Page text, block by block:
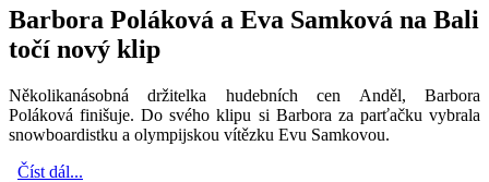
Barbora Poláková a Eva Samková na Bali
točí nový klip
Několikanásobná držitelka hudebních cen Anděl, Barbora
Poláková finišuje. Do svého klipu si Barbora za parťačku vybrala
snowboardistku a olympijskou vítězku Evu Samkovou.
Číst dál...